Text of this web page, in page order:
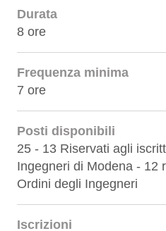
Durata
8 ore
Frequenza minima
7 ore
Posti disponibili
25 - 13 Riservati agli
Ingegneri di Modena - 12
Ordini degli Ingegneri
Iscrizioni